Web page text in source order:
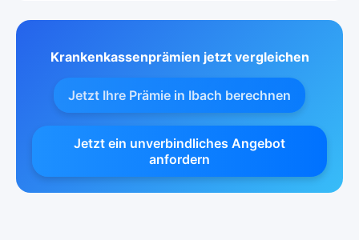
Krankenkassenprämien jetzt vergleichen
Jetzt Ihre Prämie in Ibach berechnen
Jetzt ein unverbindliches Angebot
anfordern